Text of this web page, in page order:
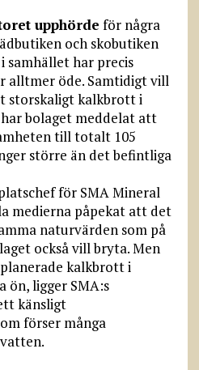
upphörde för några
och skobutiken
samhället har precis
alltmer öde. Samtidigt vill
storskaligt kalkbrott i
bolaget meddelat att
till totalt 105
större än det befintliga
för SMA Mineral
medierna påpekat att det
naturvärden som på
också vill bryta. Men
kalkbrott i
ön, ligger SMA:s
känsligt
förser många